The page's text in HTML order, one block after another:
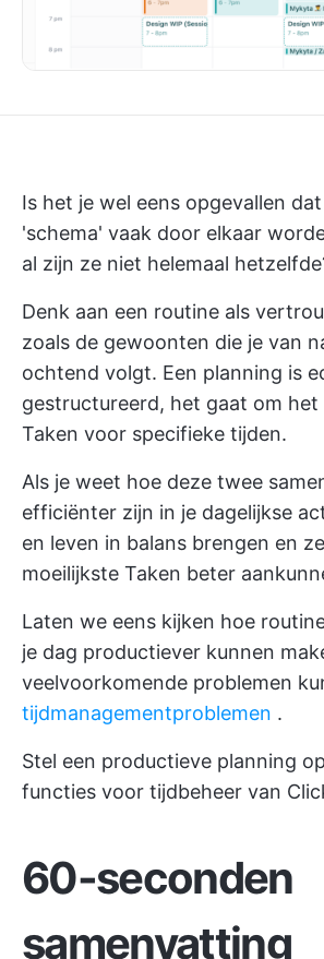
Is het je wel eens opgevallen
'schema' vaak door elkaar
al zijn ze niet helemaal
Denk aan een routine als
zoals de gewoonten die je van
ochtend volgt. Een planning is
gestructureerd, het gaat om het
Taken voor specifieke tijden.
Als je weet hoe deze twee
efficiënter zijn in je dagelijkse
en leven in balans brengen en
moeilijkste Taken beter
Laten we eens kijken hoe
je dag productiever kunnen
veelvoorkomende problemen
tijdmanagementproblemen .
Stel een productieve planning
functies voor tijdbeheer van
60-seconden
samenvatting